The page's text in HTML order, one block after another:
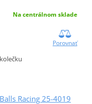
Na centrálnom sklade
Porovnať
Racing 25-4019